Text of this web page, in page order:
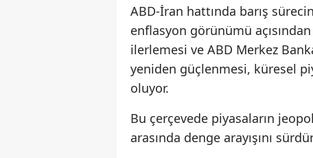
ABD-İran hattında barış
enflasyon görünümü
ilerlemesi ve ABD Merkez
yeniden güçlenmesi, küresel
oluyor.
Bu çerçevede piyasaların
arasında denge arayışını